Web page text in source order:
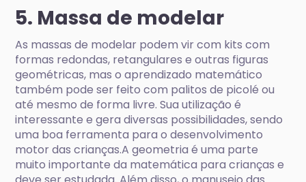
5. Massa de modelar
As massas de modelar podem vir com kits com
formas redondas, retangulares e outras figuras
geométricas, mas o aprendizado matemático
também pode ser feito com palitos de picolé ou
até mesmo de forma livre. Sua utilização é
interessante e gera diversas possibilidades, sendo
uma boa ferramenta para o desenvolvimento
motor das crianças.A geometria é uma parte
muito importante da matemática para crianças e